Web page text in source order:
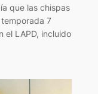
que las chispas
7
el LAPD, incluido